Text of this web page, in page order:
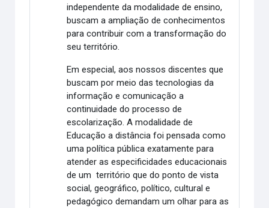
independente da modalidade de ensino,
buscam a ampliação de conhecimentos
para contribuir com a transformação do
seu território.
Em especial, aos nossos discentes que
buscam por meio das tecnologias da
informação e comunicação a
continuidade do processo de
escolarização. A modalidade de
Educação a distância foi pensada como
uma política pública exatamente para
atender as especificidades educacionais
de um território que do ponto de vista
social, geográfico, político, cultural e
pedagógico demandam um olhar para as